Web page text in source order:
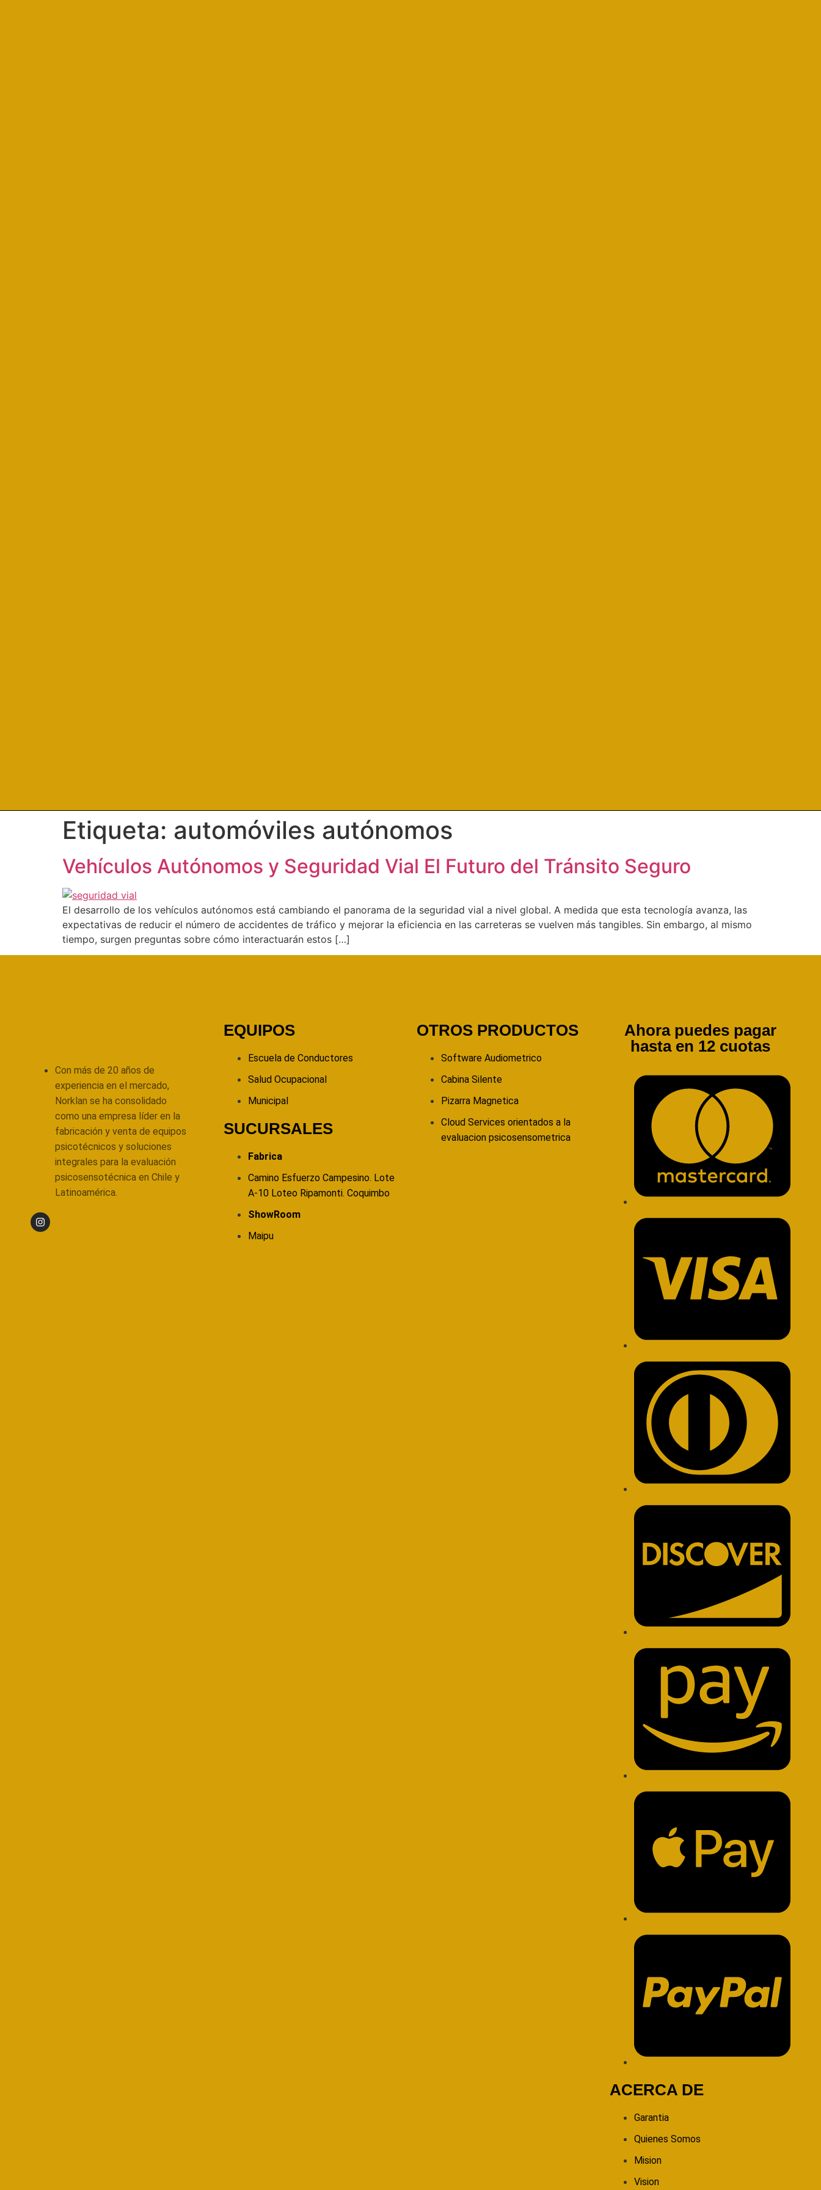
Etiqueta: automóviles autónomos
Vehículos Autónomos y Seguridad Vial El Futuro del Tránsito Seguro
El desarrollo de los vehículos autónomos está cambiando el panorama de la seguridad vial a nivel global. A medida que esta tecnología avanza, las
expectativas de reducir el número de accidentes de tráfico y mejorar la eficiencia en las carreteras se vuelven más tangibles. Sin embargo, al mismo
tiempo, surgen preguntas sobre cómo interactuarán estos […]
Con más de 20 años de
experiencia en el mercado,
Norklan se ha consolidado
como una empresa líder en la
fabricación y venta de equipos
psicotécnicos y soluciones
integrales para la evaluación
psicosensotécnica en Chile y
Latinoamérica.
EQUIPOS
Escuela de Conductores
Salud Ocupacional
Municipal
SUCURSALES
Fabrica
Camino Esfuerzo Campesino. Lote
A-10 Loteo Ripamonti. Coquimbo
ShowRoom
Maipu
OTROS PRODUCTOS
Software Audiometrico
Cabina Silente
Pizarra Magnetica
Cloud Services orientados a la
evaluacion psicosensometrica
Ahora puedes pagar
hasta en 12 cuotas
ACERCA DE
Garantia
Quienes Somos
Mision
Vision